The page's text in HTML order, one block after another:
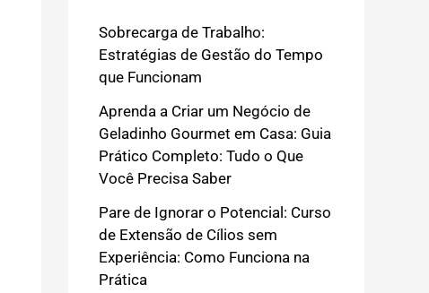
Sobrecarga de Trabalho:
Estratégias de Gestão do Tempo
que Funcionam
Aprenda a Criar um Negócio de
Geladinho Gourmet em Casa: Guia
Prático Completo: Tudo o Que
Você Precisa Saber
Pare de Ignorar o Potencial: Curso
de Extensão de Cílios sem
Experiência: Como Funciona na
Prática